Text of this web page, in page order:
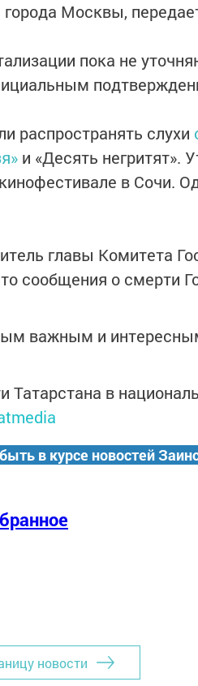
Москвы,
пока не
распространять слухи
и «Десять негритят».
в Сочи.
главы Комитета
сообщения о смерти
важным и
Татарстана в
в курсе новостей
новости